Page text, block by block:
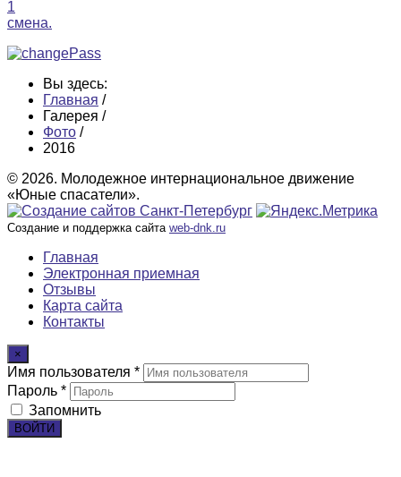
Вы здесь:
Главная /
Галерея /
Фото /
2016
© 2026. Молодежное интернациональное движение
«Юные спасатели».
Создание и поддержка сайта web-dnk.ru
Главная
Электронная приемная
Отзывы
Карта сайта
Контакты
×
Имя пользователя *
Пароль *
Запомнить
ВОЙТИ